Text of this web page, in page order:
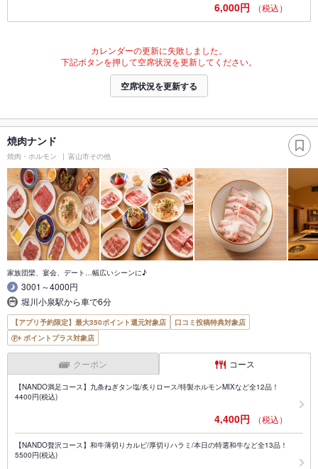
6,000円 （税込）
カレンダーの更新に失敗しました。
下記ボタンを押して空席状況を更新してください。
空席状況を更新する
焼肉ナンド
焼肉・ホルモン 富山市その他
家族団欒、宴会、デート…幅広いシーンに♪
3001～4000円
堀川小泉駅から車で6分
【アプリ予約限定】最大350ポイント還元対象店
口コミ投稿特典対象店
ポイントプラス対象店
クーポン コース
【NANDO満足コース】九条ねぎタン塩/炙りロース/特製ホルモンMIXなど全12品！
4400円(税込)
4,400円 （税込）
【NANDO贅沢コース】和牛薄切りカルビ/厚切りハラミ/本日の特選和牛など全13品！
5500円(税込)